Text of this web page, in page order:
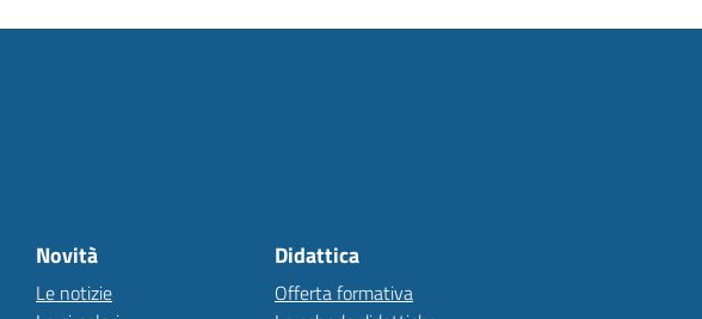
Novità
Le notizie
Didattica
Offerta formativa